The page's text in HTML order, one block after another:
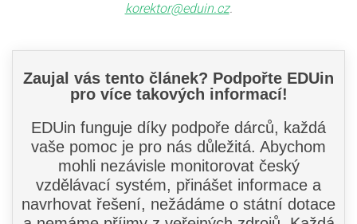
korektor@eduin.cz.